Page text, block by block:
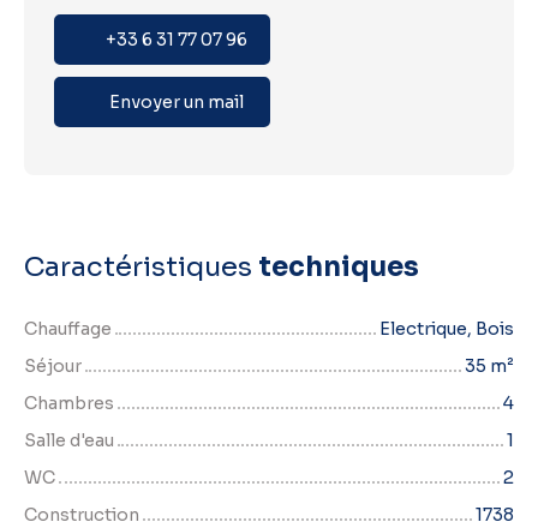
+33 6 31 77 07 96
Envoyer un mail
Caractéristiques techniques
Chauffage
Electrique, Bois
Séjour
35 m²
Chambres
4
Salle d'eau
1
WC
2
Construction
1738